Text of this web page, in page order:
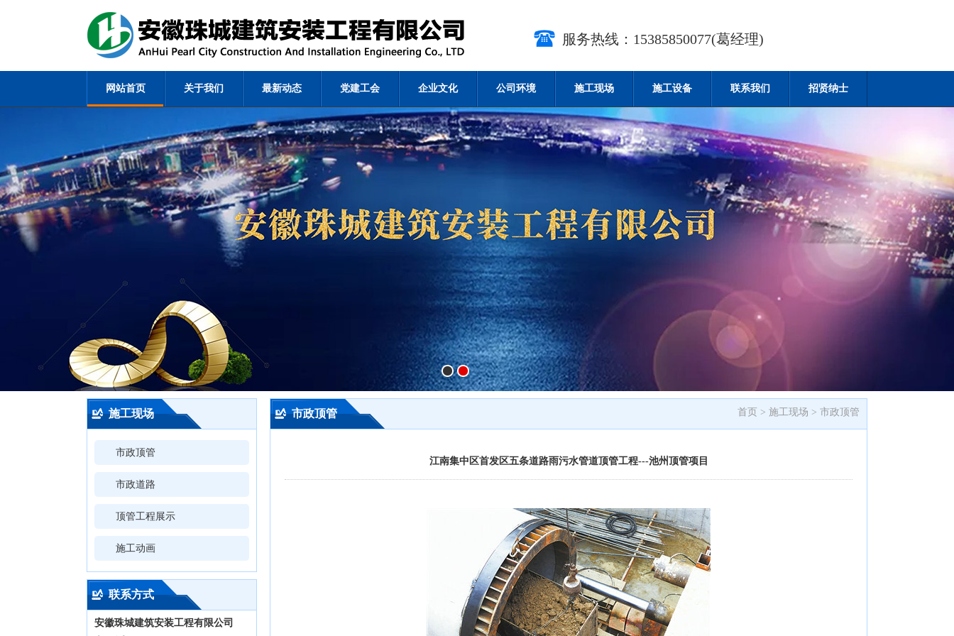
服务热线：15385850077(葛经理)
网站首页 关于我们 最新动态 党建工会 企业文化 公司环境 施工现场 施工设备 联系我们 招贤纳士
施工现场
市政顶管
市政道路
顶管工程展示
施工动画
联系方式
安徽珠城建筑安装工程有限公司
市政顶管 首页 > 施工现场 > 市政顶管
江南集中区首发区五条道路雨污水管道顶管工程---池州顶管项目